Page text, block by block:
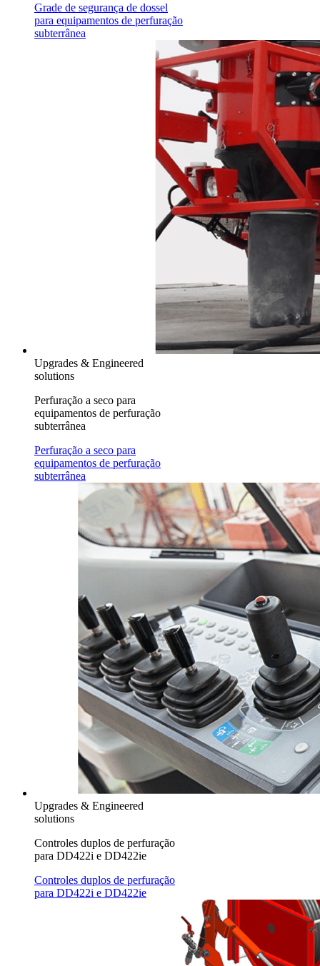
Grade de segurança de dossel
para equipamentos de perfuração
subterrânea
Upgrades & Engineered
solutions
Perfuração a seco para
equipamentos de perfuração
subterrânea
Perfuração a seco para
equipamentos de perfuração
subterrânea
Upgrades & Engineered
solutions
Controles duplos de perfuração
para DD422i e DD422ie
Controles duplos de perfuração
para DD422i e DD422ie